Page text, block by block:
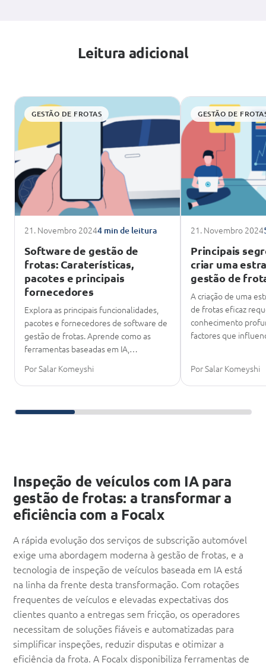
Leitura adicional
GESTÃO DE FROTAS
21. Novembro 20244 min de leitura
Software de gestão de
frotas: Caraterísticas,
pacotes e principais
fornecedores
Explora as principais funcionalidades,
pacotes e fornecedores de software de
gestão de frotas. Aprende como as
ferramentas baseadas em IA,…
Por Salar Komeyshi
GESTÃO DE
21. Novembro 2024
Principais
criar uma
gestão de
A criação de uma
de frotas eficaz
conhecimento
factores que
Por Salar Komeyshi
Deslize para continuar a leitura
Inspeção de veículos com IA para
gestão de frotas: a transformar a
eficiência com a Focalx
A rápida evolução dos serviços de subscrição automóvel
exige uma abordagem moderna à gestão de frotas, e a
tecnologia de inspeção de veículos baseada em IA está
na linha da frente desta transformação. Com rotações
frequentes de veículos e elevadas expectativas dos
clientes quanto a entregas sem fricção, os operadores
necessitam de soluções fiáveis e automatizadas para
simplificar inspeções, reduzir disputas e otimizar a
eficiência da frota. A Focalx disponibiliza ferramentas de